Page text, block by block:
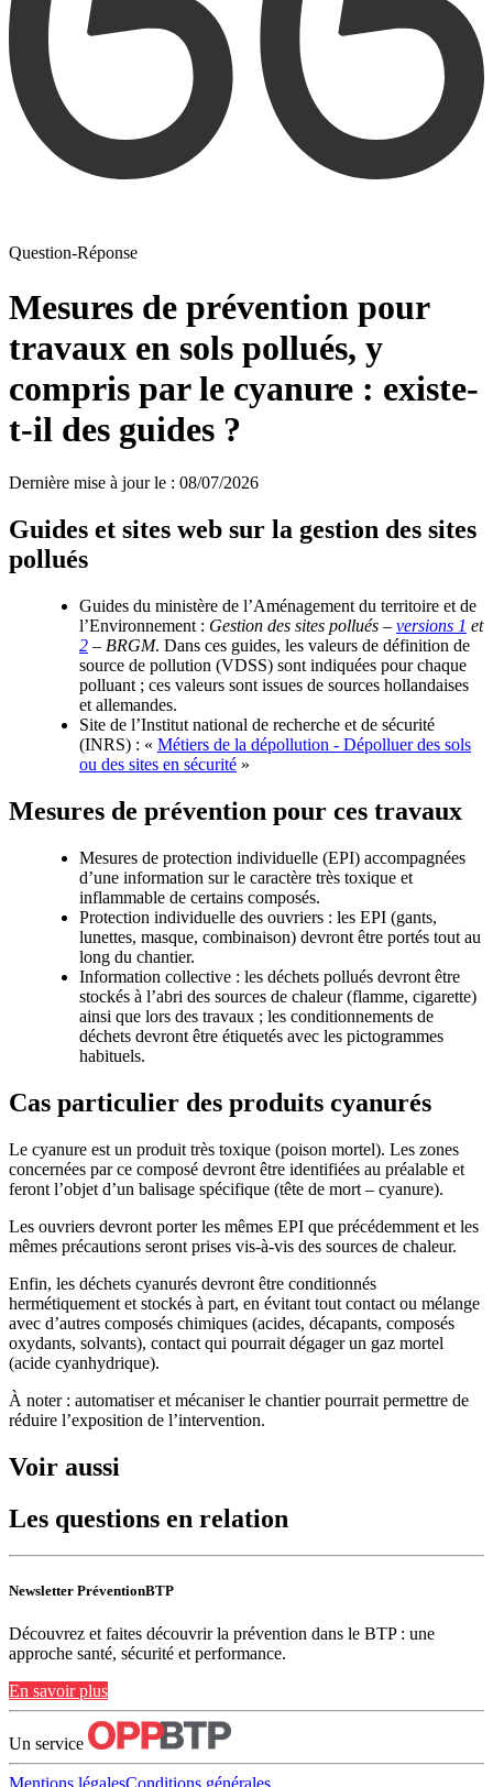
Question-Réponse
Mesures de prévention pour
travaux en sols pollués, y
compris par le cyanure : existe-
t-il des guides ?
Dernière mise à jour le : 08/07/2026
Guides et sites web sur la gestion des sites
pollués
Guides du ministère de l’Aménagement du territoire et de
l’Environnement : Gestion des sites pollués – versions 1 et
2 – BRGM. Dans ces guides, les valeurs de définition de
source de pollution (VDSS) sont indiquées pour chaque
polluant ; ces valeurs sont issues de sources hollandaises
et allemandes.
Site de l’Institut national de recherche et de sécurité
(INRS) : « Métiers de la dépollution - Dépolluer des sols
ou des sites en sécurité »
Mesures de prévention pour ces travaux
Mesures de protection individuelle (EPI) accompagnées
d’une information sur le caractère très toxique et
inflammable de certains composés.
Protection individuelle des ouvriers : les EPI (gants,
lunettes, masque, combinaison) devront être portés tout au
long du chantier.
Information collective : les déchets pollués devront être
stockés à l’abri des sources de chaleur (flamme, cigarette)
ainsi que lors des travaux ; les conditionnements de
déchets devront être étiquetés avec les pictogrammes
habituels.
Cas particulier des produits cyanurés
Le cyanure est un produit très toxique (poison mortel). Les zones
concernées par ce composé devront être identifiées au préalable et
feront l’objet d’un balisage spécifique (tête de mort – cyanure).
Les ouvriers devront porter les mêmes EPI que précédemment et les
mêmes précautions seront prises vis-à-vis des sources de chaleur.
Enfin, les déchets cyanurés devront être conditionnés
hermétiquement et stockés à part, en évitant tout contact ou mélange
avec d’autres composés chimiques (acides, décapants, composés
oxydants, solvants), contact qui pourrait dégager un gaz mortel
(acide cyanhydrique).
À noter : automatiser et mécaniser le chantier pourrait permettre de
réduire l’exposition de l’intervention.
Voir aussi
Les questions en relation
Newsletter PréventionBTP
Découvrez et faites découvrir la prévention dans le BTP : une
approche santé, sécurité et performance.
En savoir plus
Un service
Mentions légalesConditions générales